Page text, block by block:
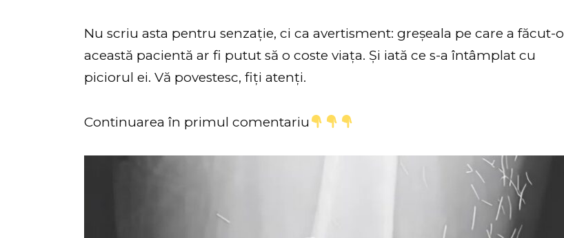
Nu scriu asta pentru senzație, ci ca avertisment: greșeala pe care a făcut-o
această pacientă ar fi putut să o coste viața. Și iată ce s-a întâmplat cu
piciorul ei. Vă povestesc, fiți atenți.
Continuarea în primul comentariu